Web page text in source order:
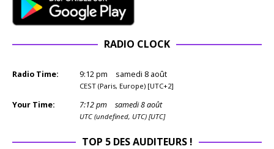
RADIO CLOCK
Radio Time: 9:12pm samedi 8 août
CEST (Paris, Europe) [UTC+2]
Your Time: 7:12pm samedi 8 août
UTC (undefined, UTC) [UTC]
TOP 5 DES AUDITEURS !